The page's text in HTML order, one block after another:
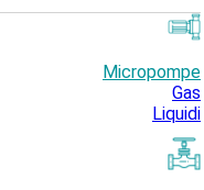
Micropompe
Gas
Liquidi